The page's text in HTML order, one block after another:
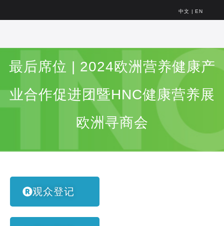
中文 | EN
最后席位 | 2024欧洲营养健康产
业合作促进团暨HNC健康营养展
欧洲寻商会
观众登记